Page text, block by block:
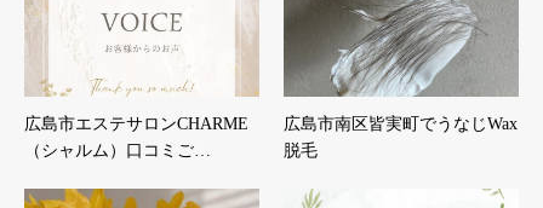
広島市エステサロンCHARME
（シャルム）口コミご…
広島市南区皆実町でうなじWax
脱毛